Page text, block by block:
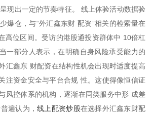
现出一定的节奏特征。 线上体验活动数据验
爆仓，与“外汇鑫东财 配资”相关的检索量在
高位区间。受访的港股通投资群体中 10倍杠
一部分人表示，在明确自身风险承受能力的
汇鑫东 财配资在结构性机会出现时适度提高
注资金安全与平台合规 性。这使得像恒信证
风控体系的机构，逐渐在同类服务中形 成差
遍认为，线上配资炒股在选择外汇鑫东财配